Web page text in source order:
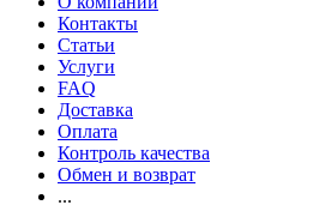
Контакты
Статьи
Услуги
FAQ
Доставка
Оплата
Контроль качества
Обмен и возврат
...